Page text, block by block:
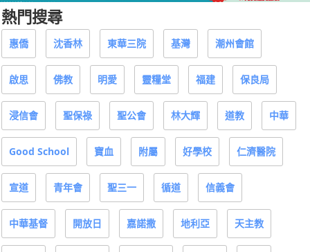
熱門搜尋
惠僑 沈香林 東華三院 基灣 潮州會館
啟思 佛教 明愛 靈糧堂 福建 保良局
浸信會 聖保祿 聖公會 林大輝 道教 中華
Good School 寶血 附屬 好學校 仁濟醫院
宣道 青年會 聖三一 循道 信義會
中華基督 開放日 嘉諾撒 地利亞 天主教